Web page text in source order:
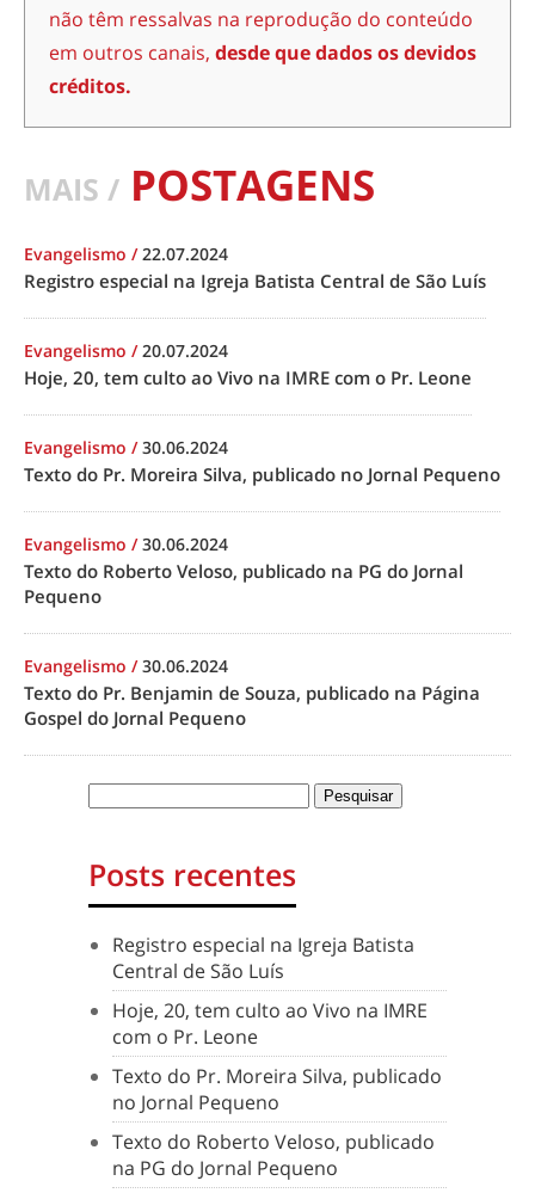
não têm ressalvas na reprodução do conteúdo
em outros canais, desde que dados os devidos
créditos.
MAIS / POSTAGENS
Evangelismo /22.07.2024
Registro especial na Igreja Batista Central de São Luís
Evangelismo /20.07.2024
Hoje, 20, tem culto ao Vivo na IMRE com o Pr. Leone
Evangelismo /30.06.2024
Texto do Pr. Moreira Silva, publicado no Jornal Pequeno
Evangelismo /30.06.2024
Texto do Roberto Veloso, publicado na PG do Jornal
Pequeno
Evangelismo /30.06.2024
Texto do Pr. Benjamin de Souza, publicado na Página
Gospel do Jornal Pequeno
Posts recentes
Registro especial na Igreja Batista
Central de São Luís
Hoje, 20, tem culto ao Vivo na IMRE
com o Pr. Leone
Texto do Pr. Moreira Silva, publicado
no Jornal Pequeno
Texto do Roberto Veloso, publicado
na PG do Jornal Pequeno